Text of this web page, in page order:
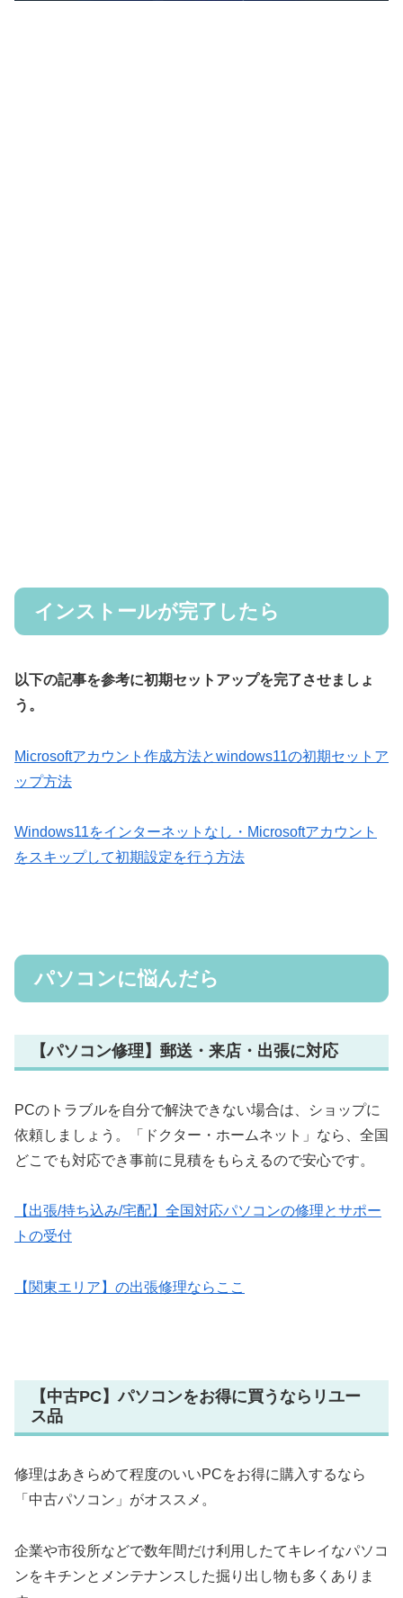
インストールが完了したら
以下の記事を参考に初期セットアップを完了させましょ
う。
Microsoftアカウント作成方法とwindows11の初期セットア
ップ方法
Windows11をインターネットなし・Microsoftアカウント
をスキップして初期設定を行う方法
パソコンに悩んだら
【パソコン修理】郵送・来店・出張に対応
PCのトラブルを自分で解決できない場合は、ショップに
依頼しましょう。「ドクター・ホームネット」なら、全国
どこでも対応でき事前に見積をもらえるので安心です。
【出張/持ち込み/宅配】全国対応パソコンの修理とサポー
トの受付
【関東エリア】の出張修理ならここ
【中古PC】パソコンをお得に買うならリユー
ス品
修理はあきらめて程度のいいPCをお得に購入するなら
「中古パソコン」がオススメ。
企業や市役所などで数年間だけ利用したてキレイなパソコ
ンをキチンとメンテナンスした掘り出し物も多くありま